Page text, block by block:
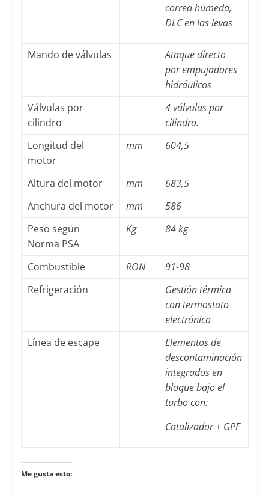
correa húmeda,
DLC en las levas
Mando de válvulas
Ataque directo
por empujadores
hidráulicos
Válvulas por
cilindro
4 válvulas por
cilindro.
Longitud del
motor
mm 604,5
Altura del motor mm
683,5
Anchura del motor
mm
586
Peso según
Norma PSA
Kg 84 kg
Combustible RON
91-98
Refrigeración
Gestión térmica
con termostato
electrónico
Línea de escape
Elementos de
descontaminación
integrados en
bloque bajo el
turbo con:
Catalizador + GPF
Me gusta esto: